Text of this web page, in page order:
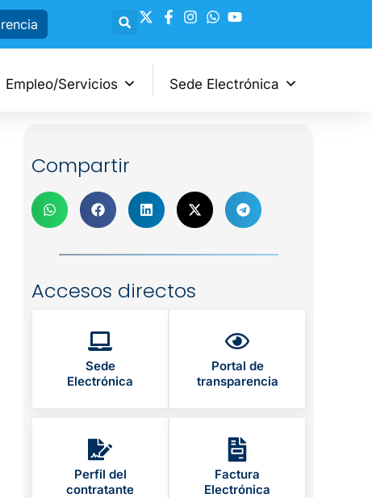
Empleo/Servicios Sede Electrónica
Compartir
Accesos directos
Sede
Electrónica
Portal de
transparencia
Perfil del
contratante
Factura
Electrónica